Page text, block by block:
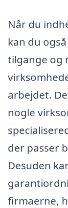
Når du
kan du
tilgange og
arbejdet.
nogle
der passer
Desuden
firmaerne,